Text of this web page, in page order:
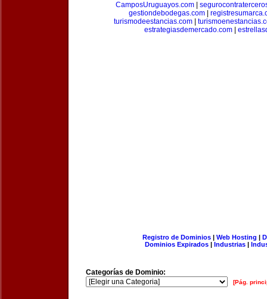
CamposUruguayos.com|
gestiondebodegas.com|
turismodeestancias.com
estrategiasdemercado.com
Registro de Dominios| Web Hosting |
Dominios Expirados | Industrias |
Categorías de Dominio:
[Pág.